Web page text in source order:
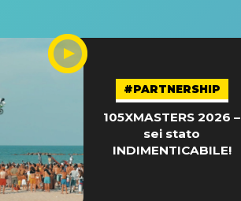
#PARTNERSHIP
105XMASTERS 2026 –
sei stato
INDIMENTICABILE!